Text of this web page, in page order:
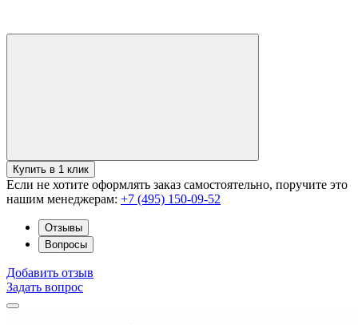
Купить в 1 клик
Если не хотите оформлять заказ самостоятельно, поручите это
нашим менеджерам: +7 (495) 150-09-52
Отзывы
Вопросы
Добавить отзыв
Задать вопрос